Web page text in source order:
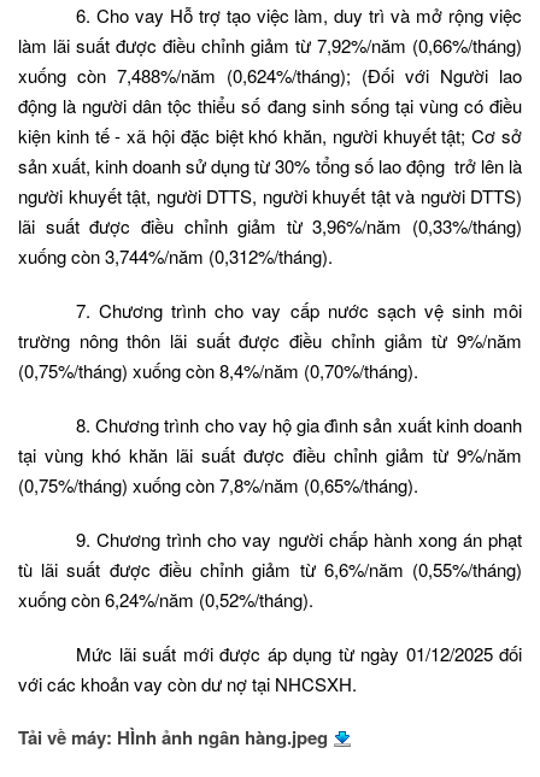
6. Cho vay Hỗ trợ tạo việc làm, duy trì và mở rộng việc
làm lãi suất được điều chỉnh giảm từ 7,92%/năm (0,66%/tháng)
xuống còn 7,488%/năm (0,624%/tháng); (Đối với Người lao
động là người dân tộc thiểu số đang sinh sống tại vùng có điều
kiện kinh tế - xã hội đặc biệt khó khăn, người khuyết tật; Cơ sở
sản xuất, kinh doanh sử dụng từ 30% tổng số lao động trở lên là
người khuyết tật, người DTTS, người khuyết tật và người DTTS)
lãi suất được điều chỉnh giảm từ 3,96%/năm (0,33%/tháng)
xuống còn 3,744%/năm (0,312%/tháng).
7. Chương trình cho vay cấp nước sạch vệ sinh môi
trường nông thôn lãi suất được điều chỉnh giảm từ 9%/năm
(0,75%/tháng) xuống còn 8,4%/năm (0,70%/tháng).
8. Chương trình cho vay hộ gia đình sản xuất kinh doanh
tại vùng khó khăn lãi suất được điều chỉnh giảm từ 9%/năm
(0,75%/tháng) xuống còn 7,8%/năm (0,65%/tháng).
9. Chương trình cho vay người chấp hành xong án phạt
tù lãi suất được điều chỉnh giảm từ 6,6%/năm (0,55%/tháng)
xuống còn 6,24%/năm (0,52%/tháng).
Mức lãi suất mới được áp dụng từ ngày 01/12/2025 đối
với các khoản vay còn dư nợ tại NHCSXH.
Tải về máy: HÌnh ảnh ngân hàng.jpeg